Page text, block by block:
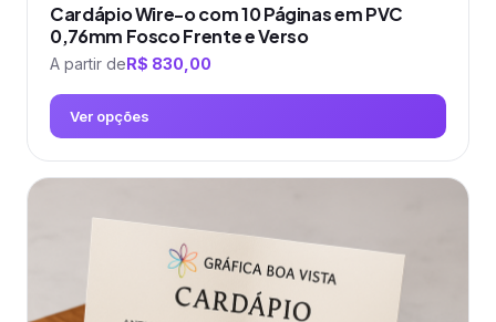
Cardápio Wire-o com 10 Páginas em PVC
0,76mm Fosco Frente e Verso
A partir deR$ 830,00
Ver opções
Este
produto
As